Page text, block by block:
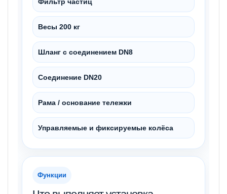
Весы 200 кг
Шланг с соединением DN8
Соединение DN20
Рама / основание тележки
Управляемые и фиксируемые колёса
Функции